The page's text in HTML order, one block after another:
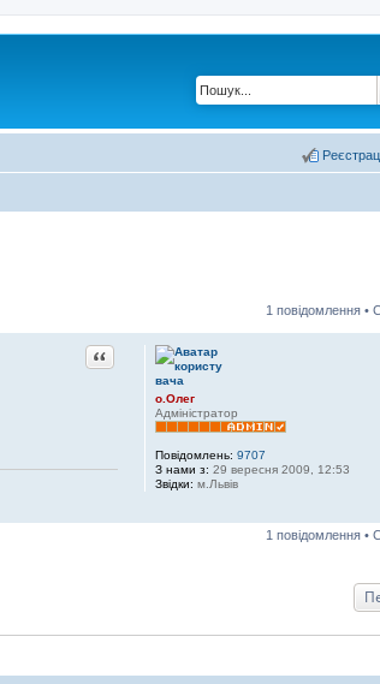
1 повідомлення •
о.Олег
Адміністратор
Повідомлень: 9707
З нами з: 29 вересня 2009, 12:53
Звідки: м.Львів
Цитата
1 повідомлення •